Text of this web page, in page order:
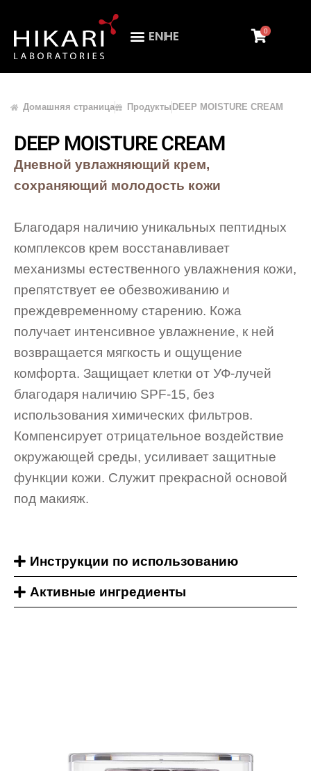
ENHE 0
Домашняя страница Продукты DEEP MOISTURE CREAM
DEEP MOISTURE CREAM
Дневной увлажняющий крем,
сохраняющий молодость кожи
Благодаря наличию уникальных пептидных
комплексов крем восстанавливает
механизмы естественного увлажнения кожи,
препятствует ее обезвоживанию и
преждевременному старению. Кожа
получает интенсивное увлажнение, к ней
возвращается мягкость и ощущение
комфорта. Защищает клетки от УФ-лучей
благодаря наличию SPF-15, без
использования химических фильтров.
Компенсирует отрицательное воздействие
окружающей среды, усиливает защитные
функции кожи. Служит прекрасной основой
под макияж.
Инструкции по использованию
Активные ингредиенты